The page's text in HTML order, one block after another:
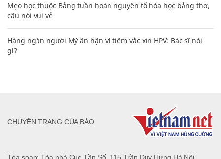
Mẹo học thuộc Bảng tuần hoàn nguyên tố hóa học bằng thơ,
câu nói vui vẻ
Hàng ngàn người Mỹ ân hận vì tiêm vắc xin HPV: Bác sĩ nói
gì?
Tòa soạn: Tòa nhà Cục Tần Số, 115 Trần Duy Hưng Hà Nội
CHUYÊN TRANG CỦA BÁO